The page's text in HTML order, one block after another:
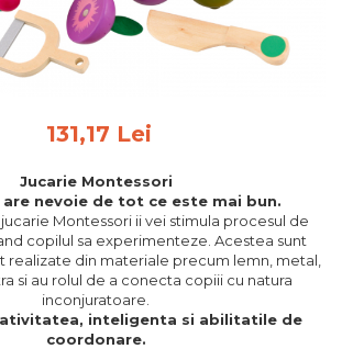
casa
barbati din
131,17 Lei
Jucarie Montessori
nevoie de tot ce este mai bun.
Montessori ii vei stimula procesul de
copilul sa experimenteze. Acestea sunt
realizate din materiale precum lemn, metal,
si au rolul de a conecta copiii cu natura
inconjuratoare.
inteligenta si abilitatile de
coordonare.